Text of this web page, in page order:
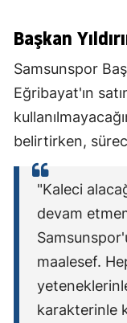
Başkan
Samsunspor
Eğribayat'ın
belirtirken,
"Kaleci
devam
maalesef.
karakterinle